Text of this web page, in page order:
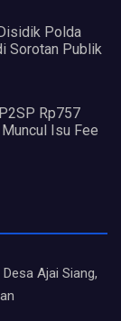
Polda
Sorotan Publik
Rp757
Isu Fee
Ajai Siang,